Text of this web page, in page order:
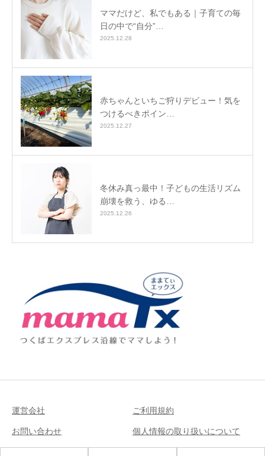
ママだけど、私でもある｜子育ての毎
日の中で“自分”…
2025.12.28
赤ちゃんといちご狩りデビュー！気を
つけるべきポイン…
2025.12.27
冬休み真っ最中！子どもの生活リズム
崩壊を救う、ゆる…
2025.12.26
運営会社 ご利用規約
お問い合わせ 個人情報の取り扱いについて